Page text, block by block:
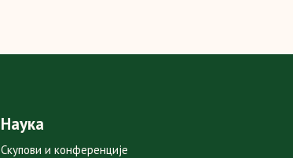
Наука
Скупови и конференције